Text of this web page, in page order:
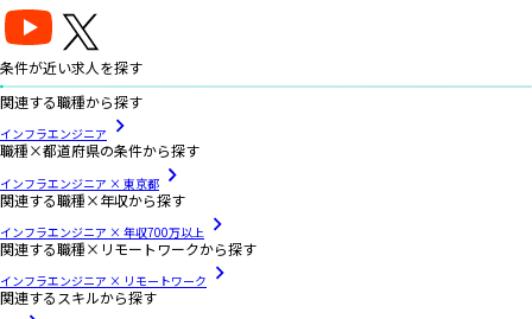
条件が近い求人を探す
関連する職種から探す
インフラエンジニア
職種×都道府県の条件から探す
インフラエンジニア × 東京都
関連する職種×年収から探す
インフラエンジニア × 年収700万以上
関連する職種×リモートワークから探す
インフラエンジニア × リモートワーク
関連するスキルから探す